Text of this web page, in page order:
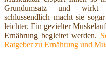
Grundumsatz und wirkt
schlussendlich macht sie
leichter. Ein gezielter
Ernährung begleitet werden.
Ratgeber zu Ernährung und